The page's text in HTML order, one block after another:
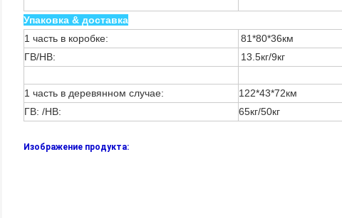
Упаковка & доставка
1 часть в коробке:
81*80*36км
ГВ/НВ:
13.5кг/9кг
1 часть в деревянном случае:
122*43*72км
ГВ: /НВ:
65кг/50кг
Изображение продукта: